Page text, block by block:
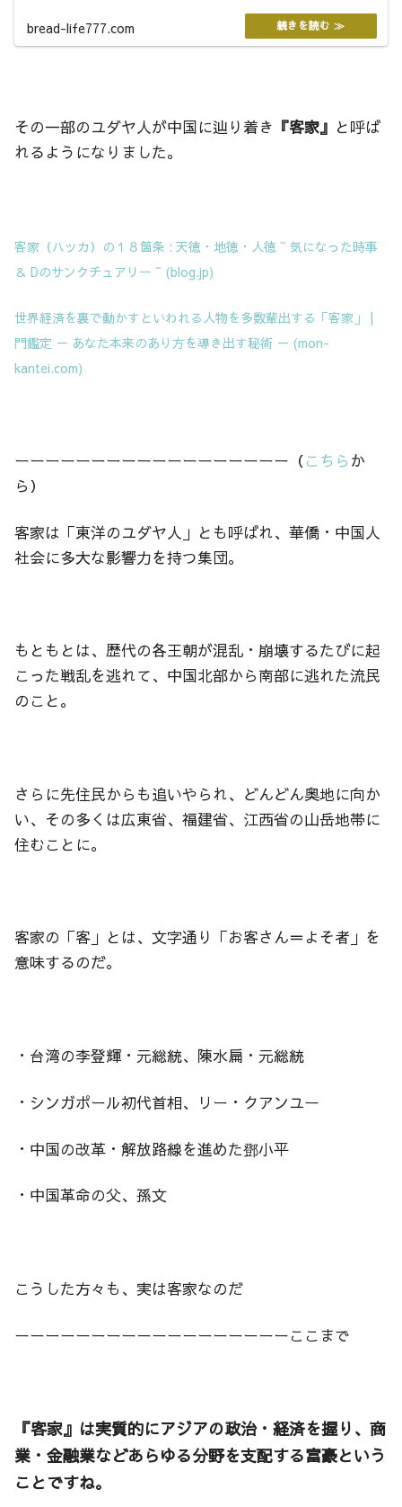
bread-life777.com
その一部のユダヤ人が中国に辿り着き 『客家』 と呼ば
れるようになりました。
客家（ハッカ）の１８箇条 : 天徳・地徳・人徳 ~ 気になった時事
＆ Dのサンクチュアリー ~ (blog.jp)
世界経済を裏で動かすといわれる人物を多数輩出する「客家」 |
門鑑定 － あなた本来のあり方を導き出す秘術 － (mon-
kantei.com)
ーーーーーーーーーーーーーーーーーー（こちら か
ら）
客家は「東洋のユダヤ人」とも呼ばれ、華僑・中国人
社会に多大な影響力を持つ集団。
もともとは、歴代の各王朝が混乱・崩壊するたびに起
こった戦乱を逃れて、中国北部から南部に逃れた流民
のこと。
さらに先住民からも追いやられ、どんどん奥地に向か
い、その多くは広東省、福建省、江西省の山岳地帯に
住むことに。
客家の「客」とは、文字通り「お客さん＝よそ者」を
意味するのだ。
・台湾の李登輝・元総統、陳水扁・元総統
・シンガポール初代首相、リー・クアンユー
・中国の改革・解放路線を進めた鄧小平
・中国革命の父、孫文
こうした方々も、実は客家なのだ
ーーーーーーーーーーーーーーーーーーここまで
『客家』は実質的にアジアの政治・経済を握り、商
業・金融業などあらゆる分野を支配する富豪という
ことですね。